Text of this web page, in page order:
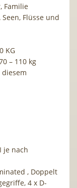
Familie
Flüsse und
KG
– 110 kg
je nach
, Doppelt
4 x D-